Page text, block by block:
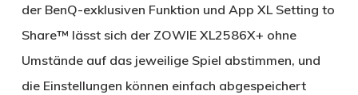
der BenQ-exklusiven Funktion und App XL Setting to
Share™ lässt sich der ZOWIE XL2586X+ ohne
Umstände auf das jeweilige Spiel abstimmen, und
die Einstellungen können einfach abgespeichert